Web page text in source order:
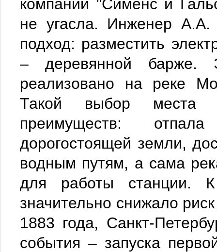
компании "Сименс и
не угасла. Инженер А.А.
подход: разместить
– деревянной барже.
реализовано на реке
Такой выбор места
преимуществ:
дорогостоящей земли,
водным путям, а сама
для работы станции.
значительно снижало
1883 года, Санкт-
события – запуска